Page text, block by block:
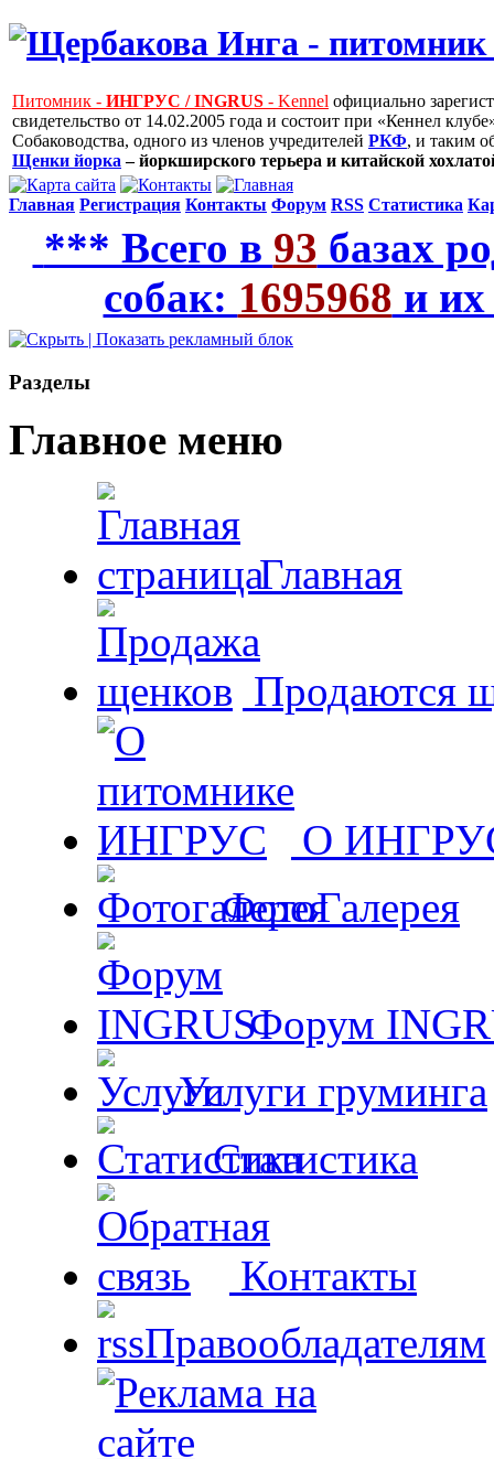
Питомник - ИНГРУС / INGRUS - Kennel официально
свидетельство от 14.02.2005 года и состоит при «Кеннел
Собаководства, одного из членов учредителей РКФ, и таким
Щенки йорка – йоркширского терьера и китайской
Главная Регистрация Контакты Форум RSS Статистика
*** Всего в 93 базах
собак: 1695968 и
Рaзделы
Главное меню
Главная
Продаются
О
ФотоГалерея
Форум
Услуги груминга
Статистика
Контакты
Правообладателям